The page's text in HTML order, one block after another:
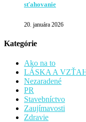
sťahovanie
20. januára 2026
Kategórie
Ako na to
LÁSKA A
Nezaradené
PR
Stavebníctvo
Zaujímavosti
Zdravie